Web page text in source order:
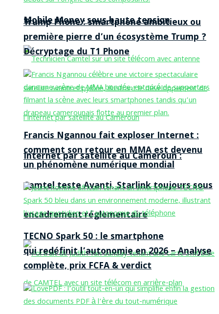
Mobile Money sous haute tension
Internet par satellite au Cameroun :
Camtel teste Avanti, Starlink toujours sous
encadrement réglementaire
Trump Phone : smartphone ambitieux ou
première pierre d’un écosystème Trump ?
Décryptage du T1 Phone
Francis Ngannou fait exploser Internet :
comment son retour en MMA est devenu
un phénomène numérique mondial
TECNO Spark 50 : le smartphone
qui redéfinit l’autonomie en 2026 – Analyse
complète, prix FCFA & verdict